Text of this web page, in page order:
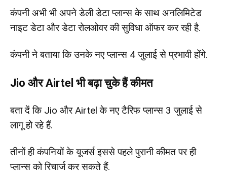
कंपनी अभी भी अपने डेली डेटा प्लान्स के साथ अनलिमिटेड
नाइट डेटा और डेटा रोलओवर की सुविधा ऑफर कर रही है.
कंपनी ने बताया कि उनके नए प्लान्स 4 जुलाई से प्रभावी होंगे.
Jio और Airtel भी बढ़ा चुके हैं कीमत
बता दें कि Jio और Airtel के नए टैरिफ प्लान्स 3 जुलाई से
लागू हो रहे हैं.
तीनों ही कंपनियों के यूजर्स इससे पहले पुरानी कीमत पर ही
प्लान्स को रिचार्ज कर सकते हैं.